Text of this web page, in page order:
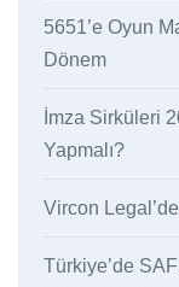
5651’e Oyun
Dönem
İmza Sirküleri
Yapmalı?
Vircon
Türkiye’de